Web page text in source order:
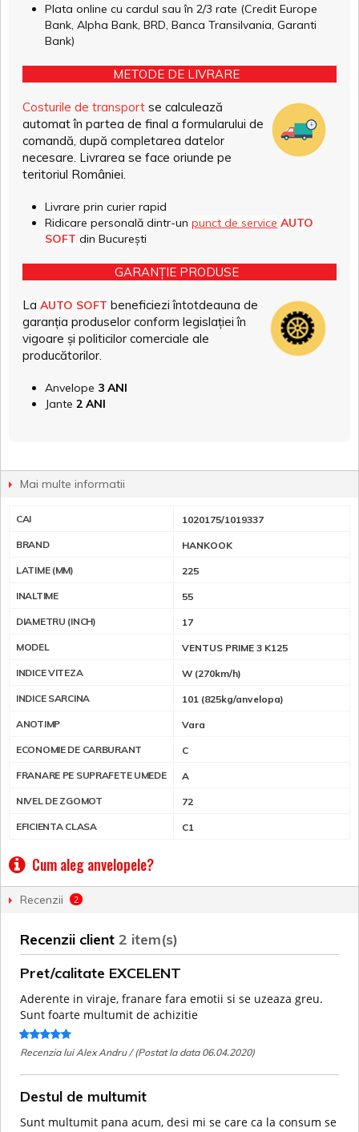
Plata online cu cardul sau în 2/3 rate (Credit Europe
Bank, Alpha Bank, BRD, Banca Transilvania, Garanti
Bank)
METODE DE LIVRARE
Costurile de transport se calculează
automat în partea de final a formularului de
comandă, după completarea datelor
necesare. Livrarea se face oriunde pe
teritoriul României.
Livrare prin curier rapid
Ridicare personală dintr-un punct de service AUTO
SOFT din București
GARANȚIE PRODUSE
La AUTO SOFT beneficiezi întotdeauna de
garanția produselor conform legislației în
vigoare și politicilor comerciale ale
producătorilor.
Anvelope 3 ANI
Jante 2 ANI
Mai multe informatii
CAI 1020175/1019337
BRAND HANKOOK
LATIME (MM) 225
INALTIME 55
DIAMETRU (INCH) 17
MODEL VENTUS PRIME 3 K125
INDICE VITEZA W (270km/h)
INDICE SARCINA 101 (825kg/anvelopa)
ANOTIMP Vara
ECONOMIE DE CARBURANT C
FRANARE PE SUPRAFETE UMEDE A
NIVEL DE ZGOMOT 72
EFICIENTA CLASA C1
Cum aleg anvelopele?
Recenzii 2
Recenzii client 2 item(s)
Pret/calitate EXCELENT
Aderente in viraje, franare fara emotii si se uzeaza greu.
Sunt foarte multumit de achizitie
Recenzia lui Alex Andru / (Postat la data 06.04.2020)
Destul de multumit
Sunt multumit pana acum, desi mi se care ca la consum se